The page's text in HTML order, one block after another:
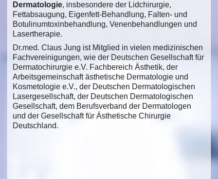
Dermatologie, insbesondere der Lidchirurgie,
Fettabsaugung, Eigenfett-Behandlung, Falten- und
Botulinumtoxinbehandlung, Venenbehandlungen und
Lasertherapie.
Dr.med. Claus Jung ist Mitglied in vielen medizinischen
Fachvereinigungen, wie der Deutschen Gesellschaft für
Dermatochirurgie e.V. Fachbereich Ästhetik, der
Arbeitsgemeinschaft ästhetische Dermatologie und
Kosmetologie e.V., der Deutschen Dermatologischen
Lasergesellschaft, der Deutschen Dermatologischen
Gesellschaft, dem Berufsverband der Dermatologen
und der Gesellschaft für Ästhetische Chirurgie
Deutschland.